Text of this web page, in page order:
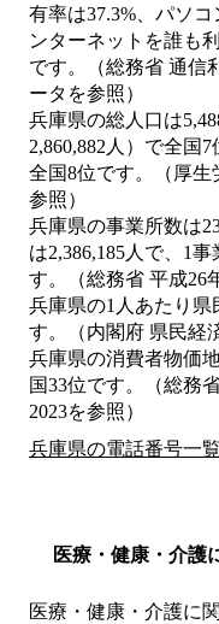
有率は37.3%、パソ
ンターネットを誰も
です。（総務省 通信
ータを参照）
兵庫県の総人口は
2,860,882人）で全国
全国8位です。（厚生
参照）
兵庫県の事業所数は
は2,386,185人で、1
す。（総務省 平成26
兵庫県の1人あたり県
す。（内閣府 県民経
兵庫県の消費者物価
国33位です。（総務
2023を参照）
兵庫県の電話番号一
医療・健康・介護
医療・健康・介護に